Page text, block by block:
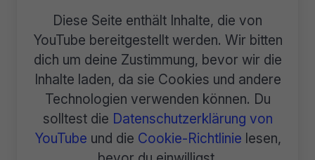
Diese Seite enthält Inhalte, die von
YouTube bereitgestellt werden. Wir bitten
dich um deine Zustimmung, bevor wir die
Inhalte laden, da sie Cookies und andere
Technologien verwenden können. Du
solltest die Datenschutzerklärung von
YouTube und die Cookie-Richtlinie lesen,